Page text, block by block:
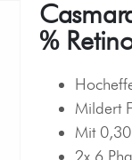
%
Mildert
Mit
2x 6